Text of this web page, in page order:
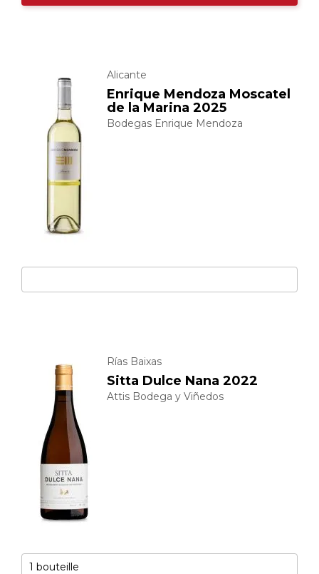
Alicante
Enrique Mendoza Moscatel
de la Marina 2025
Bodegas Enrique Mendoza
Rías Baixas
Sitta Dulce Nana 2022
Attis Bodega y Viñedos